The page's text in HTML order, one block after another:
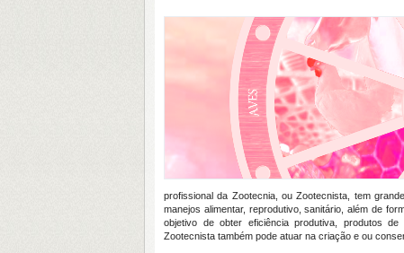
profissional da Zootecnia, ou Zootecnista, tem
manejos alimentar, reprodutivo, sanitário, além de
objetivo de obter eficiência produtiva, produtos
Zootecnista também pode atuar na criação e ou